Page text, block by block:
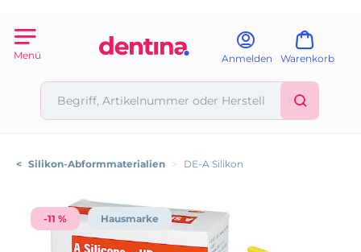
Menü Anmelden Warenkorb
< Silikon-Abformmaterialien > DE-A Silikon
-11 % Hausmarke